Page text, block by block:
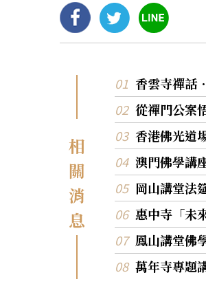
相
關
消
息
香雲寺禪話
從禪門公案
香港佛光道
澳門佛學講
岡山講堂法
惠中寺「未
鳳山講堂佛
萬年寺專題